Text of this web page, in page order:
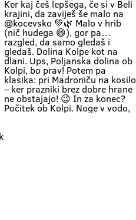
kresovanju… pa boš prvega še
kolko tolko pri močeh 😄👇 📍
Krašnji vrh … onda znaš kam greš.
Na vrhu: diši po prvomajski klasiki
🌭 špila živa muzika 🎶 in da – tud
kak “dej, še enega” boš slišal 🍷
Pa razgled… tak, da malo
obstaneš. In samo gledaš. (Da,
vse do Kleka 👀) 👉 pohod +
druženje + praznično vzdušje 👉
za družine, prijatelje, pa malo
rekreacije (če že mora bit 😄) 👉
začetek maja, kot se šika Pridi gor.
Če ne zaradi pohoda… pa zaradi
nas, Belokranjcev 🙌 Se vidimo!